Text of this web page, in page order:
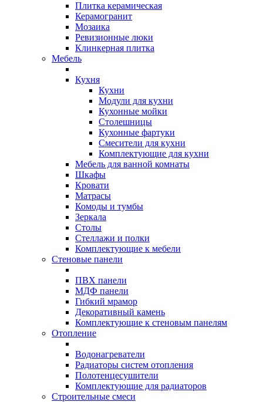
Плитка керамическая
Керамогранит
Мозаика
Ревизионные люки
Клинкерная плитка
Мебель
Кухня
Кухни
Модули для кухни
Кухонные мойки
Столешницы
Кухонные фартуки
Смесители для кухни
Комплектующие для кухни
Мебель для ванной комнаты
Шкафы
Кровати
Матрасы
Комоды и тумбы
Зеркала
Столы
Стеллажи и полки
Комплектующие к мебели
Стеновые панели
ПВХ панели
МДФ панели
Гибкий мрамор
Декоративный камень
Комплектующие к стеновым панелям
Отопление
Водонагреватели
Радиаторы систем отопления
Полотенцесушители
Комплектующие для радиаторов
Строительные смеси